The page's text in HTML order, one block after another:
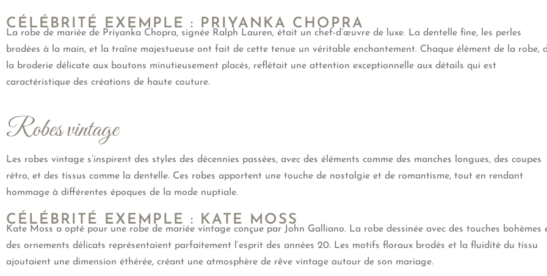
CÉLÉBRITÉ EXEMPLE : PRIYANKA CHOPRA
La robe de mariée de Priyanka Chopra, signée Ralph Lauren, était un chef-d’œuvre de luxe. La dentelle fine, les perles
brodées à la main, et la traîne majestueuse ont fait de cette tenue un véritable enchantement. Chaque élément de la robe,
la broderie délicate aux boutons minutieusement placés, reflétait une attention exceptionnelle aux détails qui est
caractéristique des créations de haute couture.
Robes vintage
Les robes vintage s’inspirent des styles des décennies passées, avec des éléments comme des manches longues, des coupes
rétro, et des tissus comme la dentelle. Ces robes apportent une touche de nostalgie et de romantisme, tout en rendant
hommage à différentes époques de la mode nuptiale.
CÉLÉBRITÉ EXEMPLE : KATE MOSS
Kate Moss a opté pour une robe de mariée vintage conçue par John Galliano. La robe dessinée avec des touches bohèmes
des ornements délicats représentaient parfaitement l’esprit des années 20. Les motifs floraux brodés et la fluidité du tissu
ajoutaient une dimension éthérée, créant une atmosphère de rêve vintage autour de son mariage.